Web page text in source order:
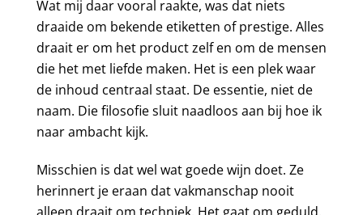
Wat mij daar vooral raakte, was dat niets
draaide om bekende etiketten of prestige. Alles
draait er om het product zelf en om de mensen
die het met liefde maken. Het is een plek waar
de inhoud centraal staat. De essentie, niet de
naam. Die filosofie sluit naadloos aan bij hoe ik
naar ambacht kijk.
Misschien is dat wel wat goede wijn doet. Ze
herinnert je eraan dat vakmanschap nooit